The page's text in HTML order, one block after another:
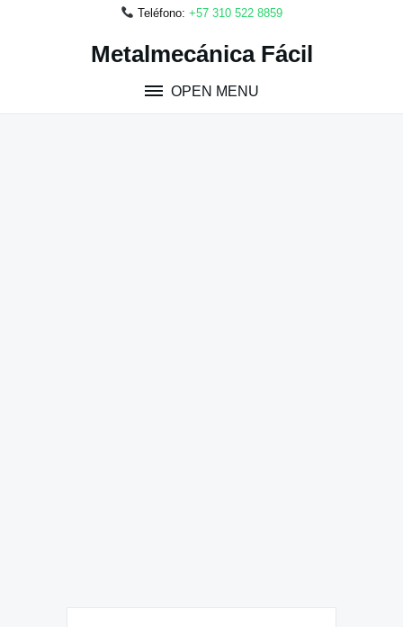
Teléfono: +57 310 522 8859
Metalmecánica Fácil
OPEN MENU